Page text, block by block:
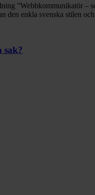
”Webbkommunikatör
den enkla svenska stilen
sak?